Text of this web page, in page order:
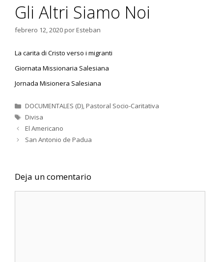
Gli Altri Siamo Noi
febrero 12, 2020porEsteban
La carita di Cristo verso i migranti
Giornata Missionaria Salesiana
Jornada Misionera Salesiana
Categorías
DOCUMENTALES (D),Pastoral Socio-Caritativa
Etiquetas
Divisa
El Americano
San Antonio de Padua
Deja un comentario